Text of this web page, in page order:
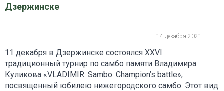
Дзержинске
14 декабря 2021
11 декабря в Дзержинске состоялся XXVI
традиционный турнир по самбо памяти Владимира
Куликова «VLADIMIR: Sambo. Champion’s battle»,
посвященный юбилею нижегородского самбо. Этот вид